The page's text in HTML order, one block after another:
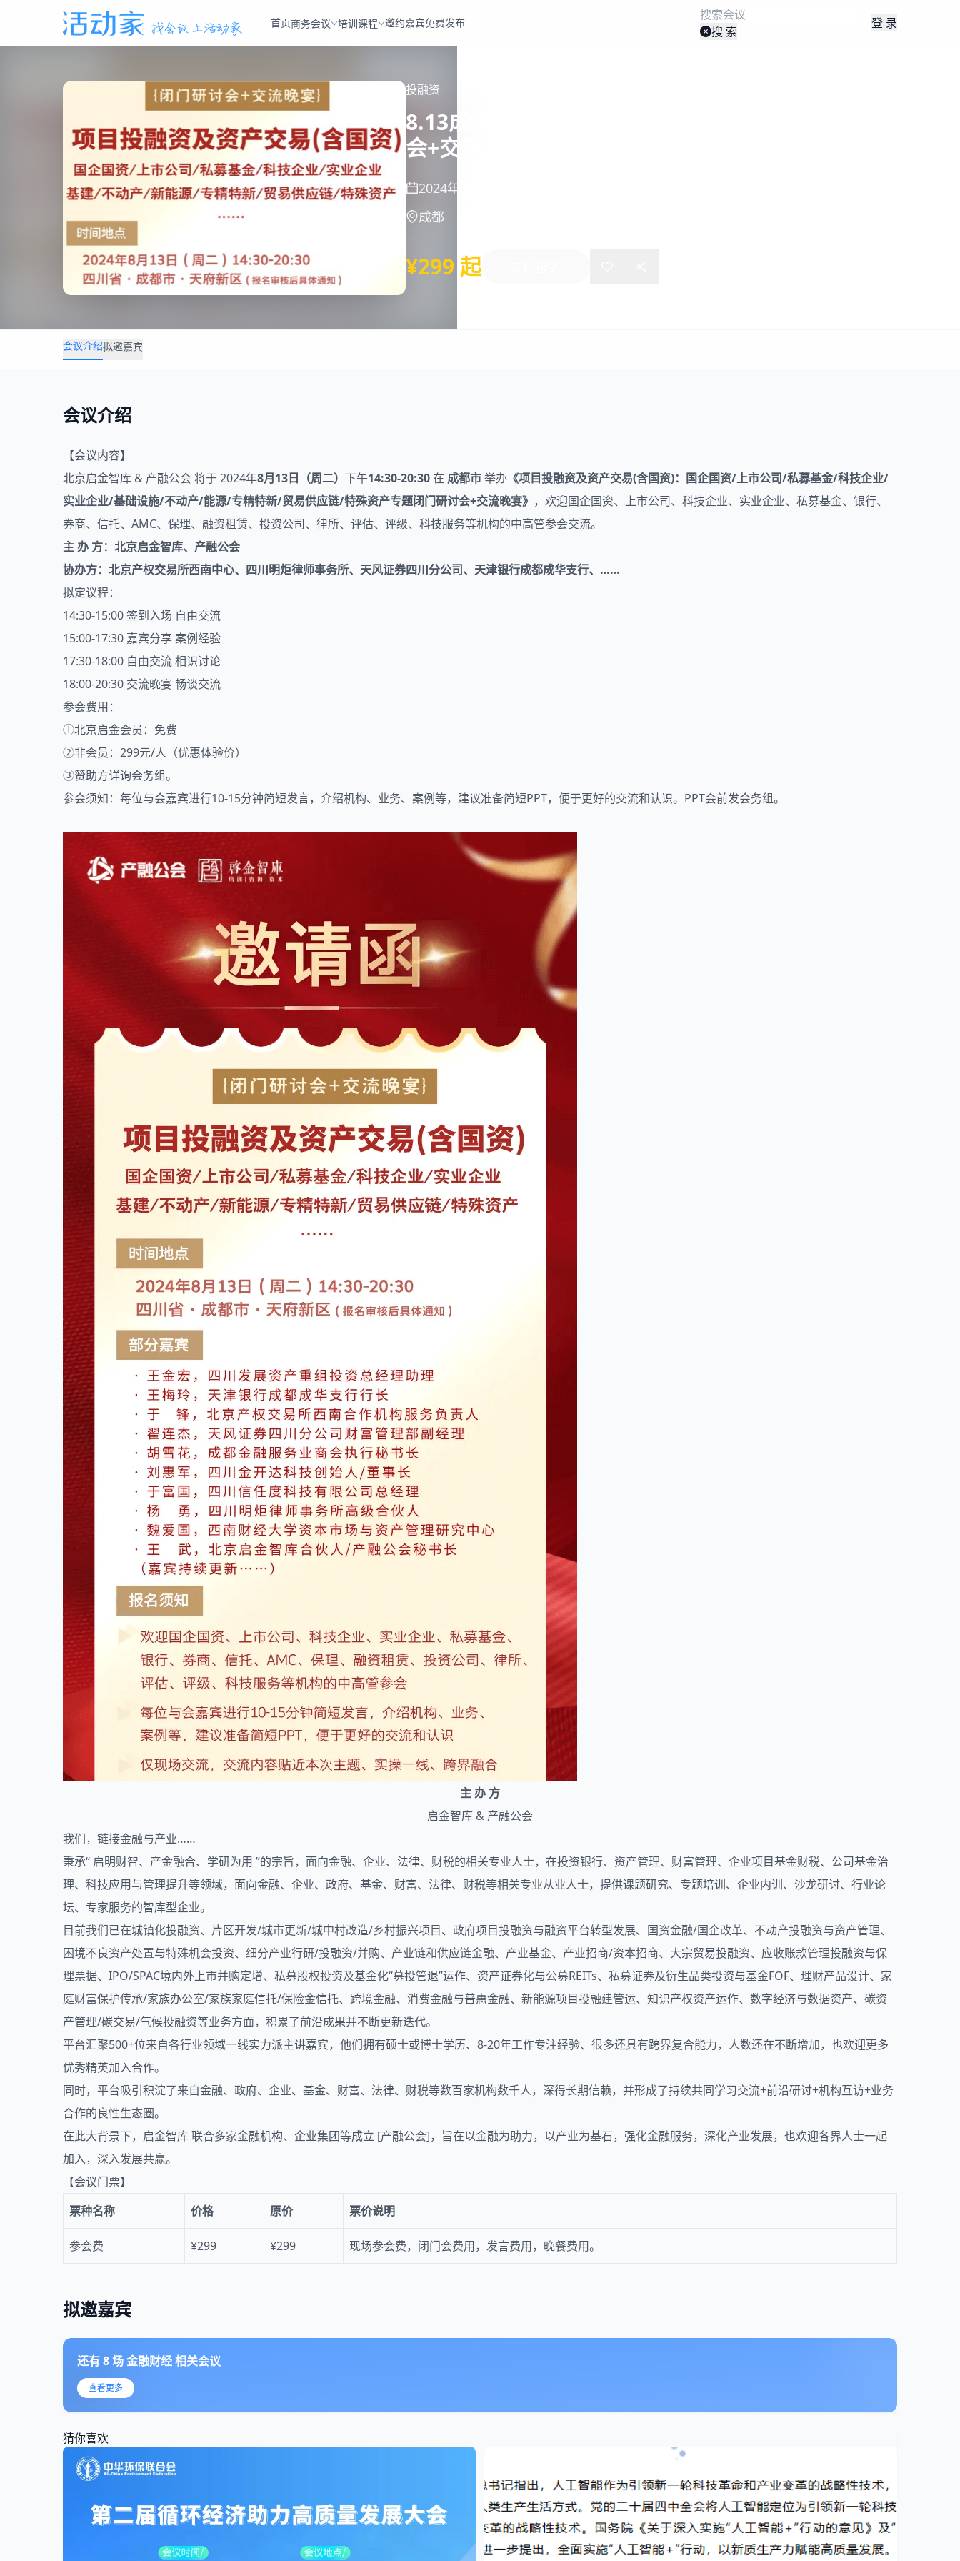
首页商务会议 培训课程 邀约嘉宾免费发布
搜 索
登 录
投融资
8.13成都 | 项目投融资及资产交易(含国资)闭门研讨
会+交流晚宴
2024年08月13日
成都
¥299 起
会议介绍拟邀嘉宾
会议介绍
【会议内容】
北京启金智库 & 产融公会 将于 2024年8月13日（周二） 下午14:30-20:30在 成都市举办 《项目投融资及资产交易(含国资)：国企国资/上市公司/私募基金/科技企业/
实业企业/基础设施/不动产/能源/专精特新/贸易供应链/特殊资产专题闭门研讨会+交流晚宴》 ，欢迎国企国资、上市公司、科技企业、实业企业、私募基金、银行、
券商、信托、AMC、保理、融资租赁、投资公司、律所、评估、评级、科技服务等机构的中高管参会交流。
主 办 方：北京启金智库、产融公会
协办方：北京产权交易所西南中心、四川明炬律师事务所、天风证券四川分公司、天津银行成都成华支行、……
拟定议程：
14:30-15:00 签到入场 自由交流
15:00-17:30 嘉宾分享 案例经验
17:30-18:00 自由交流 相识讨论
18:00-20:30 交流晚宴 畅谈交流
参会费用：
①北京启金会员：免费
②非会员：299元/人（优惠体验价）
③赞助方详询会务组。
参会须知：每位与会嘉宾进行10-15分钟简短发言，介绍机构、业务、案例等，建议准备简短PPT，便于更好的交流和认识。PPT会前发会务组。
主 办 方
启金智库 & 产融公会
我们，链接金融与产业……
秉承“ 启明财智、产金融合、学研为用 ”的宗旨，面向金融、企业、法律、财税的相关专业人士，在投资银行、资产管理、财富管理、企业项目基金财税、公司基金治
理、科技应用与管理提升等领域，面向金融、企业、政府、基金、财富、法律、财税等相关专业从业人士，提供课题研究、专题培训、企业内训、沙龙研讨、行业论
坛、专家服务的智库型企业。
目前我们已在城镇化投融资、片区开发/城市更新/城中村改造/乡村振兴项目、政府项目投融资与融资平台转型发展、国资金融/国企改革、不动产投融资与资产管理、
困境不良资产处置与特殊机会投资、细分产业行研/投融资/并购、产业链和供应链金融、产业基金、产业招商/资本招商、大宗贸易投融资、应收账款管理投融资与保
理票据、IPO/SPAC境内外上市并购定增、私募股权投资及基金化“募投管退”运作、资产证券化与公募REITs、私募证券及衍生品类投资与基金FOF、理财产品设计、家
庭财富保护传承/家族办公室/家族家庭信托/保险金信托、跨境金融、消费金融与普惠金融、新能源项目投融建管运、知识产权资产运作、数字经济与数据资产、碳资
产管理/碳交易/气候投融资等业务方面，积累了前沿成果并不断更新迭代。
平台汇聚500+位来自各行业领域一线实力派主讲嘉宾，他们拥有硕士或博士学历、8-20年工作专注经验、很多还具有跨界复合能力，人数还在不断增加，也欢迎更多
优秀精英加入合作。
同时，平台吸引积淀了来自金融、政府、企业、基金、财富、法律、财税等数百家机构数千人，深得长期信赖，并形成了持续共同学习交流+前沿研讨+机构互访+业务
合作的良性生态圈。
在此大背景下，启金智库 联合多家金融机构、企业集团等成立 [产融公会]，旨在以金融为助力，以产业为基石，强化金融服务，深化产业发展，也欢迎各界人士一起
加入，深入发展共赢。
【会议门票】
票种名称
价格 原价 票价说明
参会费 ¥299 ¥299 现场参会费，闭门会费用，发言费用，晚餐费用。
拟邀嘉宾
还有8场金融财经相关会议
查看更多
猜你喜欢